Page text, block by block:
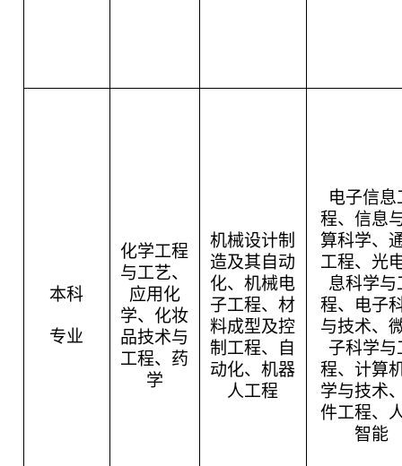
本科
专业
化学工程
与工艺、
应用化
学、化妆
品技术与
工程、药
学
机械设计制
造及其自动
化、机械电
子工程、材
料成型及控
制工程、自
动化、机器
人工程
电子信息
程、信息
算科学、
工程、光
息科学与
程、电子
与技术、
子科学与
程、计算
学与技术
件工程、
智能